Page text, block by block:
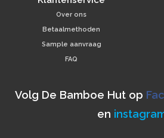
Over ons
Betaalmethoden
Sample aanvraag
FAQ
Volg De Bamboe Hut op
en